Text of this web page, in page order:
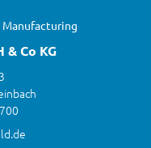
Manufacturing
& Co KG